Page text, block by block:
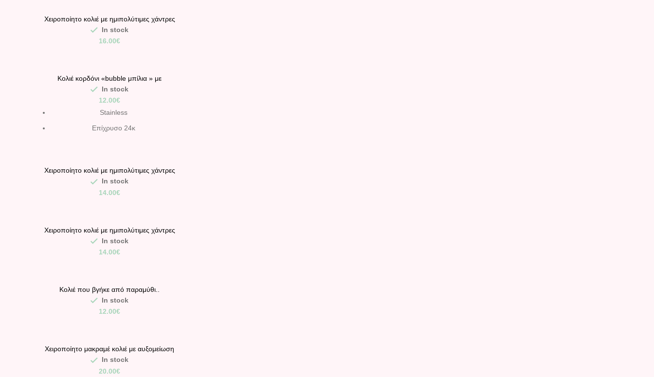
Χειροποίητο κολιέ με ημιπολύτιμες χάντρες
τσιπς κοράλι χαολίτης, και ατσάλινα
In stock
16.00€
Κολιέ κορδόνι «bubble μπίλια » με
αυξομείωση μεγέθους και ατσάλινα στοιχεία.
In stock
12.00€
Stainless
Επίχρυσο 24κ
Χειροποίητο κολιέ με ημιπολύτιμες χάντρες
όνυχας και λάβα με ατσάλινα στοιχεία.
In stock
14.00€
Χειροποίητο κολιέ με ημιπολύτιμες χάντρες
και φυσικό κοχύλι.
In stock
14.00€
Κολιέ που βγήκε από παραμύθι..
υφασμάτινο μαξιλαράκι Κοκκινοσκουφίτσα.
In stock
12.00€
Χειροποίητο μακραμέ κολιέ με αυξομείωση
μεγέθους (μακραμέ) σε χρυσό-βεραμάν
In stock
20.00€